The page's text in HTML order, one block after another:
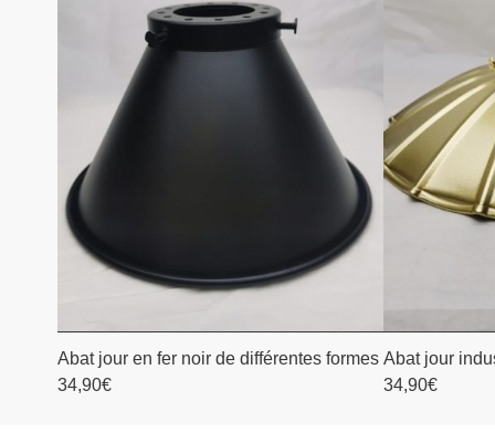
AJOUTER AU PANIER
Abat jour en fer noir de différentes formes
34,90€
Abat jour
34,90€